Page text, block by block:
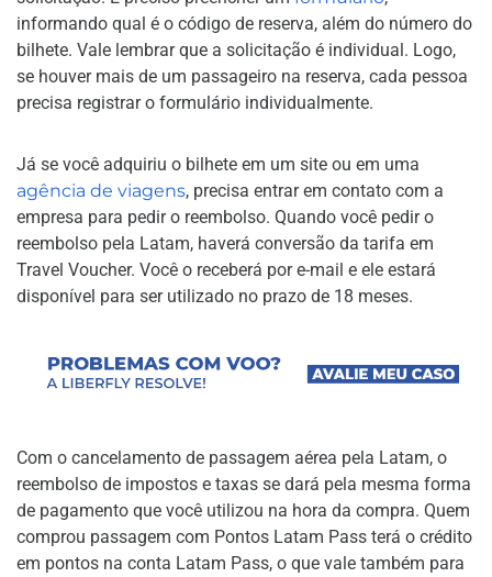
informando qual é o código de reserva, além do número do
bilhete. Vale lembrar que a solicitação é individual. Logo,
se houver mais de um passageiro na reserva, cada pessoa
precisa registrar o formulário individualmente.
Já se você adquiriu o bilhete em um site ou em uma
agência de viagens, precisa entrar em contato com a
empresa para pedir o reembolso. Quando você pedir o
reembolso pela Latam, haverá conversão da tarifa em
Travel Voucher. Você o receberá por e-mail e ele estará
disponível para ser utilizado no prazo de 18 meses.
Com o cancelamento de passagem aérea pela Latam, o
reembolso de impostos e taxas se dará pela mesma forma
de pagamento que você utilizou na hora da compra. Quem
comprou passagem com Pontos Latam Pass terá o crédito
em pontos na conta Latam Pass, o que vale também para